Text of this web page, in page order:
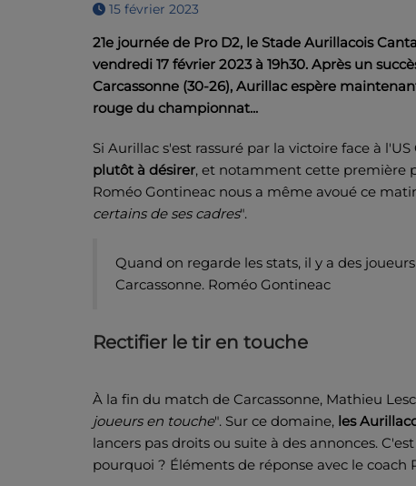
15 février 2023
21e journée de Pro D2, le Stade Aurillacois
vendredi 17 février 2023 à 19h30. Après un
Carcassonne (30-26), Aurillac espère
rouge du championnat...
Si Aurillac s'est rassuré par la victoire face à
plutôt à désirer, et notamment cette première
Roméo Gontineac nous a même avoué ce
certains de ses cadres".
Quand on regarde les stats, il y a des
Carcassonne. Roméo Gontineac
Rectifier le tir en touche
À la fin du match de Carcassonne, Mathieu
joueurs en touche". Sur ce domaine, les
lancers pas droits ou suite à des annonces.
pourquoi ? Éléments de réponse avec le coach